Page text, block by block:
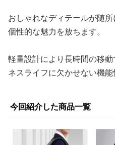
おしゃれなディテールが随
個性的な魅力を放ちます。
軽量設計により長時間の移
ネスライフに欠かせない機能
今回紹介した商品一覧